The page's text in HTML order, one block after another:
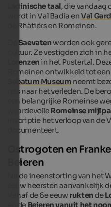
Ladinische taal, die vandaag
wordt in Val Badia enVal
de Rhätiërs en Romeinen.
Saevatenworden ook
cultuur. Ze vestigden zich in
Lorenzenin het Pustertal.
Romeinen ontwikkeld tot
Sebatum Museum neemt
reis naar het verleden. De
een belangrijke Romeinse
waardevolleRomeinse
inscriptie het verloop van de
documenteert.
Ostrogoten en
Beieren
Na de ineenstorting van het
eeuw heersten aanvankelijk
Vanaf de 6e eeuw rukten de
en de Beieren vanuit het